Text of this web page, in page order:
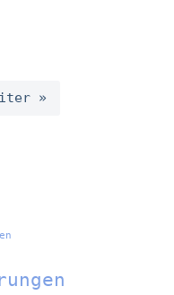
»